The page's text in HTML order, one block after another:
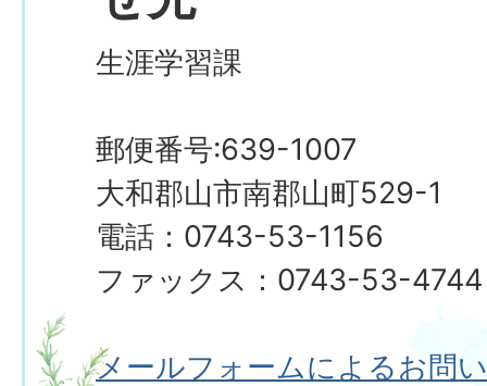
生涯学習課
郵便番号:639-1007
大和郡山市南郡山町529-1
電話：0743-53-1156
ファックス：0743-53-4744
メールフォームによるお問